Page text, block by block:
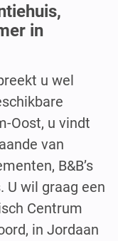
in
u wel
Oost, u vindt
van
B&B’s
U wil graag een
Centrum
in Jordaan